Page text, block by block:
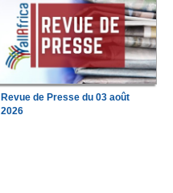
Revue de Presse du 03 août
2026